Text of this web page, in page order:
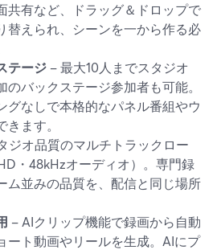
共有など、ドラッグ＆ドロップで
替えられ、シーンを一から作る必
テージ – 最大10人までスタジオ
のバックステージ参加者も可能。
グなしで本格的なパネル番組やウ
ます。
ジオ品質のマルチトラックロー
・48kHzオーディオ）。専門録
ム並みの品質を、配信と同じ場所
– AIクリップ機能で録画から自動
ート動画やリールを生成。AIにプ